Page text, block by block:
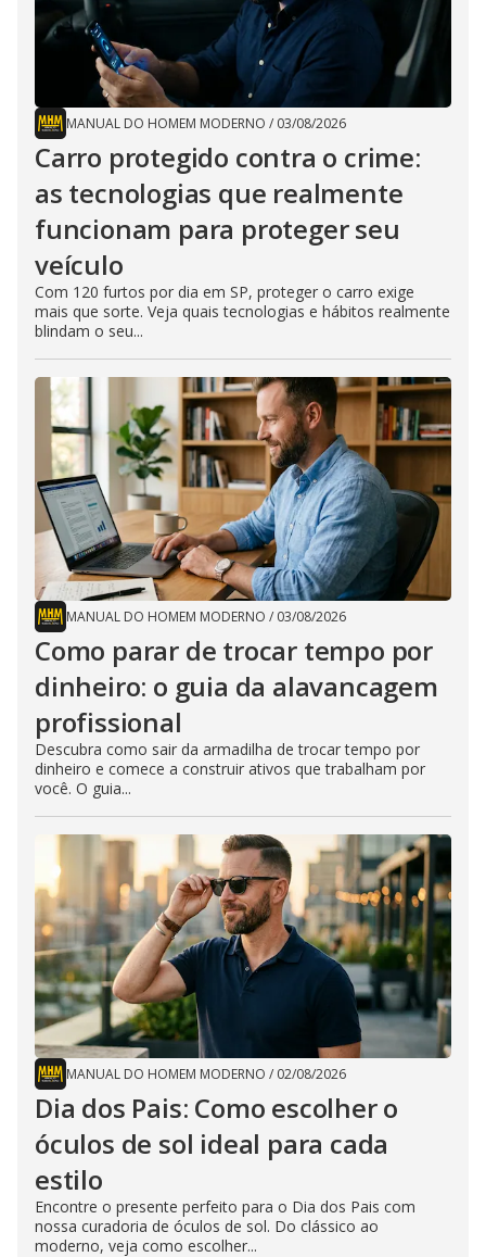
MANUAL DO HOMEM MODERNO / 03/08/2026
Carro protegido contra o crime:
as tecnologias que realmente
funcionam para proteger seu
veículo
Com 120 furtos por dia em SP, proteger o carro exige
mais que sorte. Veja quais tecnologias e hábitos realmente
blindam o seu...
MANUAL DO HOMEM MODERNO / 03/08/2026
Como parar de trocar tempo por
dinheiro: o guia da alavancagem
profissional
Descubra como sair da armadilha de trocar tempo por
dinheiro e comece a construir ativos que trabalham por
você. O guia...
MANUAL DO HOMEM MODERNO / 02/08/2026
Dia dos Pais: Como escolher o
óculos de sol ideal para cada
estilo
Encontre o presente perfeito para o Dia dos Pais com
nossa curadoria de óculos de sol. Do clássico ao
moderno, veja como escolher...